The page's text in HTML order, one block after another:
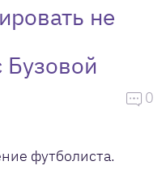
не
Бузовой
0
футболиста.